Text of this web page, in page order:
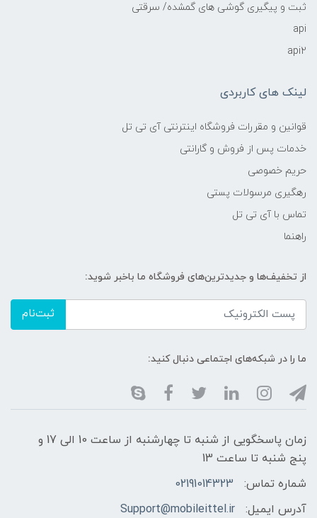
ثبت و پیگیری گوشی های گمشده/ سرقتی
api
api2
لینک های کاربردی
قوانین و مقررات فروشگاه اینترنتی آی تی تل
خدمات پس از فروش و گارانتی
حریم خصوصی
رهگیری مرسولات پستی
تماس با آی تی تل
راهنما
از تخفیف‌ها و جدیدترین‌های فروشگاه ما باخبر شوید:
ثبت‌نام
ما را در شبکه‌های اجتماعی دنبال کنید:
زمان پاسخگویی از شنبه تا چهارشنبه از ساعت 10 الی 17 و
پنج شنبه تا ساعت 13
شماره تماس:
02191014323
آدرس ایمیل:
Support@mobileittel.ir